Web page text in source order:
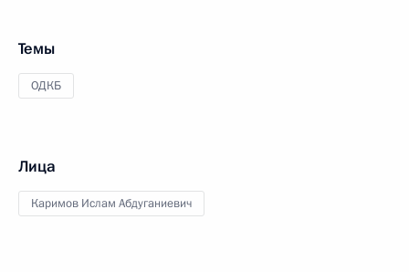
Темы
ОДКБ
Лица
Каримов Ислам Абдуганиевич